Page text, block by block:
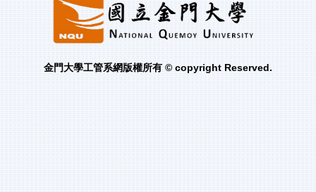
金門大學工管系網版權所有 © copyright Reserved.